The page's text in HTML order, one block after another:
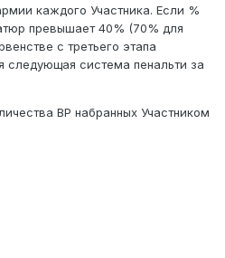
каждого Участника. Если %
превышает 40% (70% для
с третьего этапа
следующая система пенальти за
ВР набранных Участником